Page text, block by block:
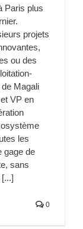
Paris plus
projets
ou des
de Magali
VP en
les
gage de
sans
0